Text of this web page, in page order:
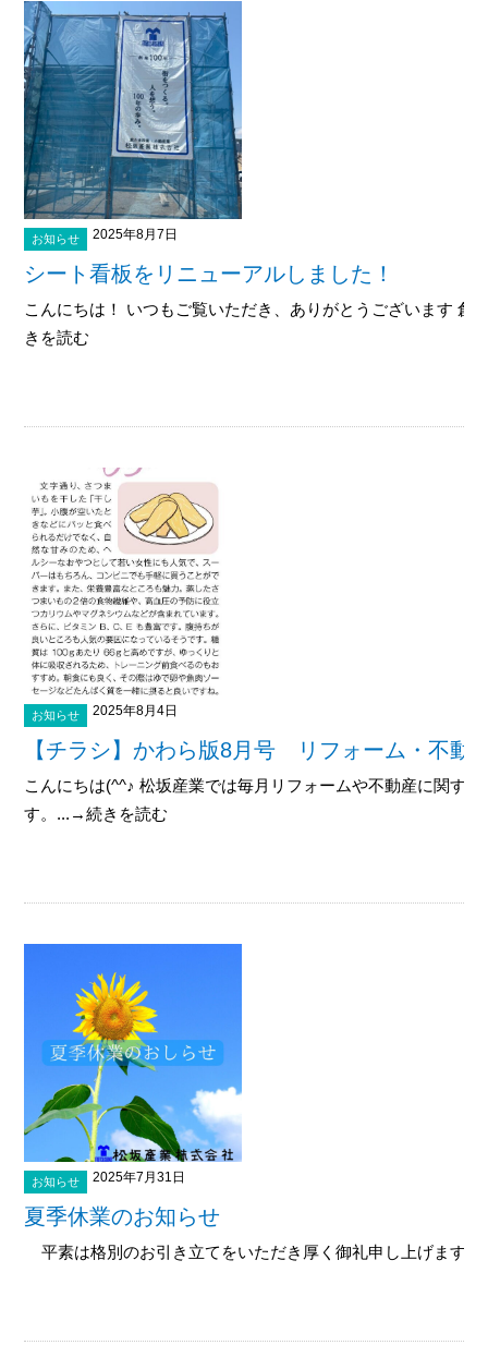
お知らせ 2025年8月7日
シート看板をリニューアルしました！
こんにちは！ いつもご覧いただき、ありがとうございます 創
きを読む
お知らせ 2025年8月4日
【チラシ】かわら版8月号 リフォーム・不動
こんにちは(^^♪ 松坂産業では毎月リフォームや不動産に関す
す。...→続きを読む
お知らせ 2025年7月31日
夏季休業のお知らせ
平素は格別のお引き立てをいただき厚く御礼申し上げます